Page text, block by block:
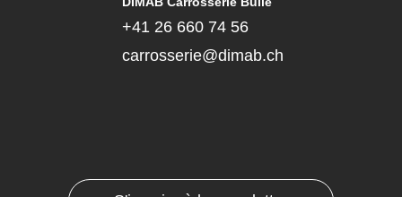
+41 26 660 74 56
carrosserie@dimab.ch